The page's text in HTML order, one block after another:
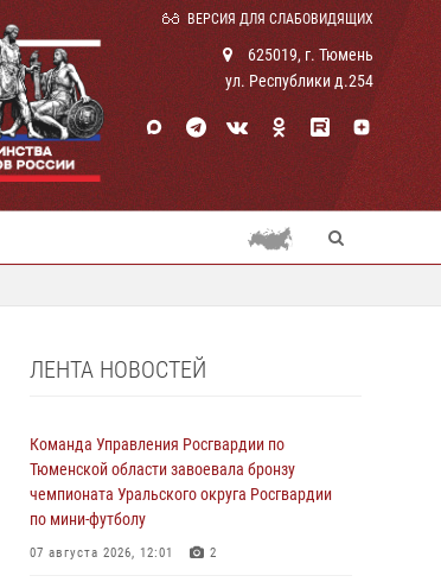
ВЕРСИЯ ДЛЯ СЛАБОВИДЯЩИХ
625019, г. Тюмень
ул. Республики д.254
ЛЕНТА НОВОСТЕЙ
Команда Управления Росгвардии по
Тюменской области завоевала бронзу
чемпионата Уральского округа Росгвардии
по мини-футболу
07 августа 2026, 12:01 2